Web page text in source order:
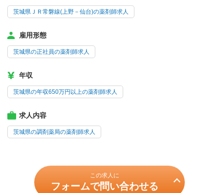
茨城県ＪＲ常磐線(上野－仙台)の薬剤師求人
雇用形態
茨城県の正社員の薬剤師求人
年収
茨城県の年収650万円以上の薬剤師求人
求人内容
茨城県の調剤薬局の薬剤師求人
この求人に
フォームで問い合わせる